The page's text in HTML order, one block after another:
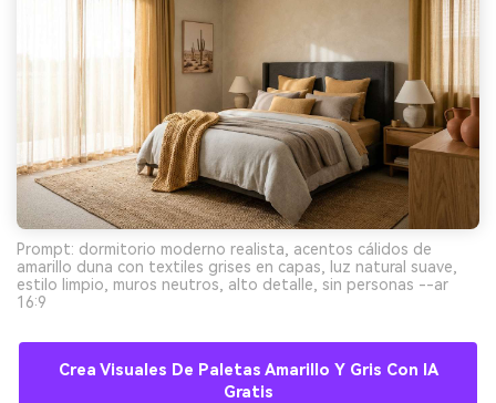
Prompt: dormitorio moderno realista, acentos cálidos de
amarillo duna con textiles grises en capas, luz natural suave,
estilo limpio, muros neutros, alto detalle, sin personas --ar
16:9
Crea Visuales De Paletas Amarillo Y Gris Con IA
Gratis